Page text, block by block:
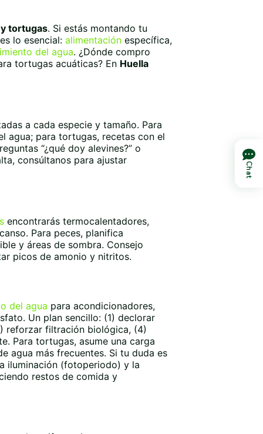
Las
opciones
se
pueden
de
producto
tortugas. Si estás montando tu
lo esencial:alimentación específica,
del agua. ¿Dónde compro
tortugas acuáticas? En Huella
a cada especie y tamaño. Para
agua; para tortugas, recetas con el
“¿qué doy alevines?” o
consúltanos para ajustar
encontrarás termocalentadores,
Para peces, planifica
y áreas de sombra. Consejo
picos de amonio y nitritos.
del agua para acondicionadores,
Un plan sencillo: (1) declorar
reforzar filtración biológica, (4)
Para tortugas, asume una carga
agua más frecuentes. Si tu duda es
iluminación (fotoperiodo) y la
restos de comida y
Chat